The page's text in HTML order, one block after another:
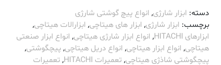
دسته: ابزار شارژی, انواع پیچ گوشتی شارژی
برچسب: ابزار شارژی, ابزار های هیتاچی, ابزارالات هیتاچی,
ابزارهای HITACHI
, انواع ابزار شارژی هیتاچی, انواع ابزار صنعتی
هیتاچی, انواع ابزار هیتاچی, انواع دریل هیتاچی, پیچگوشتی,
پیچگوشتی شاذژی هیتاچی, تعمیرات HITACHI , تعمیرات